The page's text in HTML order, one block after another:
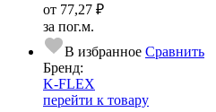
от 77,27 ₽
за пог.м.
В избранное Сравнить
Бренд:
K-FLEX
перейти к товару